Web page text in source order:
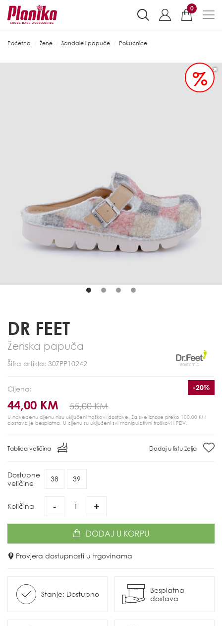
0
Početna Žene Sandale i papuče Pokućnice
%
DR FEET
Ženska papuča
Šifra artikla: 30ZPP10242
Cijena:
44,00 KM 55,00 KM
-20%
U navedenu cijenu nisu uključeni troškovi dostave. Za sve iznose preko 100,00 KM
dostava je besplatna. U cijenu su uključeni svi manipulativni troškovi i PDV.
Tablica veličina Dodaj u listu želja
Dostupne
veličine
38 39
Količina - +
DODAJ U KORPU
Provjera dostupnosti u trgovinama
Stanje: Dostupno
Besplatna
dostava